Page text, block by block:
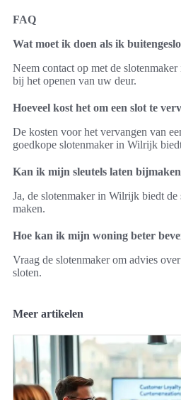
FAQ
Wat moet ik doen als ik
Neem contact op met de
bij het openen van uw deur.
Hoeveel kost het om een slot te
De kosten voor het vervangen van
goedkope slotenmaker in Wilrijk
Kan ik mijn sleutels laten
Ja, de slotenmaker in Wilrijk biedt de
maken.
Hoe kan ik mijn woning beter
Vraag de slotenmaker om advies
sloten.
Meer artikelen